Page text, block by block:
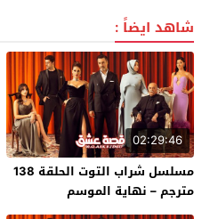
شاهد ايضاً :
02:29:46
مسلسل شراب التوت الحلقة 138
مترجم – نهاية الموسم